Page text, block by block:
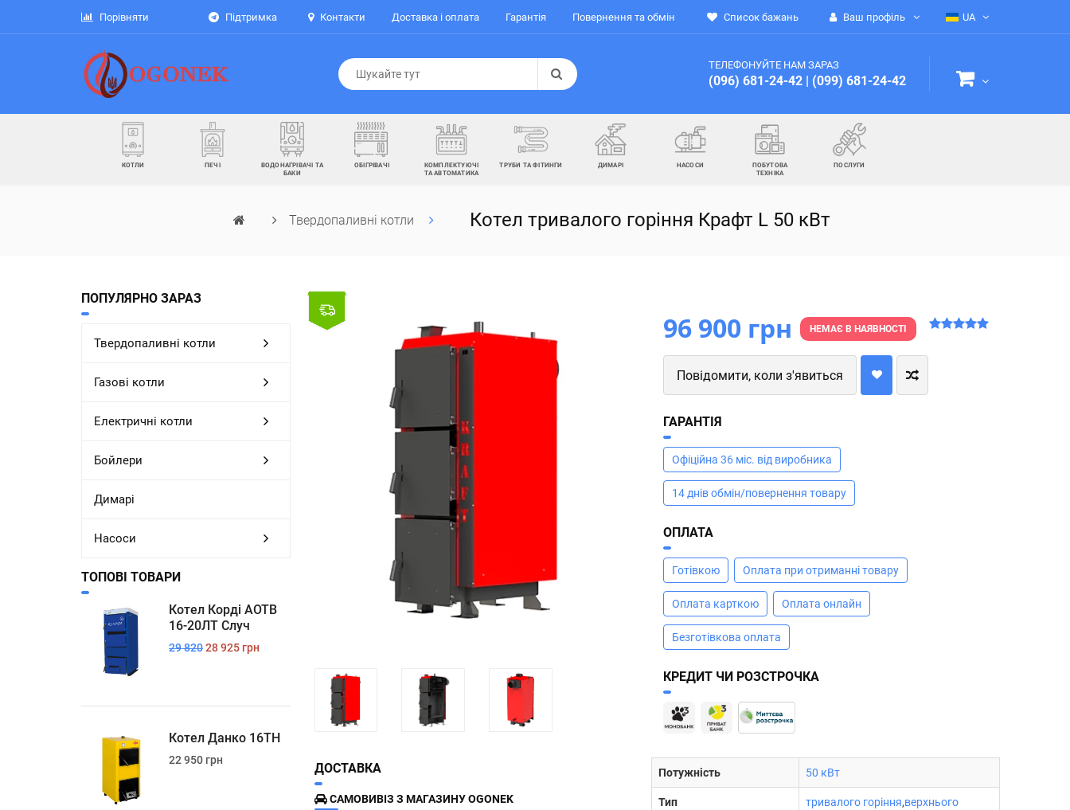
Порівняти Підтримка Контакти Доставка і оплата Гарантія Повернення та обмін Список бажань Ваш профіль UA
ТЕЛЕФОНУЙТЕ НАМ ЗАРАЗ
(096) 681-24-42 | (099) 681-24-42
КОТЛИ ПЕЧІ
ВОДОНАГРІВАЧІ ТА
БАКИ
ОБІГРІВАЧІ
КОМПЛЕКТУЮЧІ
ТА АВТОМАТИКА
ТРУБИ ТА ФІТИНГИ ДИМАРІ НАСОСИ
ПОБУТОВА
ТЕХНІКА
ПОСЛУГИ
Твердопаливні котли Котел тривалого горіння Крафт L 50 кВт
ПОПУЛЯРНО ЗАРАЗ
Твердопаливні котли
Газові котли
Електричні котли
Бойлери
Димарі
Насоси
ТОПОВІ ТОВАРИ
Котел Корді АОТВ
16-20ЛТ Случ
29 82028 925 грн
Котел Данко 16ТН
22 950 грн
96 900 грн НЕМАЄ В НАЯВНОСТІ
Повідомити, коли з'явиться
ГАРАНТІЯ
Офіційна 36 міс. від виробника
14 днів обмін/повернення товару
ОПЛАТА
Готівкою Оплата при отриманні товару
Оплата карткою Оплата онлайн
Безготівкова оплата
КРЕДИТ ЧИ РОЗСТРОЧКА
ДОСТАВКА
САМОВИВІЗ З МАГАЗИНУ OGONEK
Потужність 50 кВт
Тип тривалого горіння,верхнього